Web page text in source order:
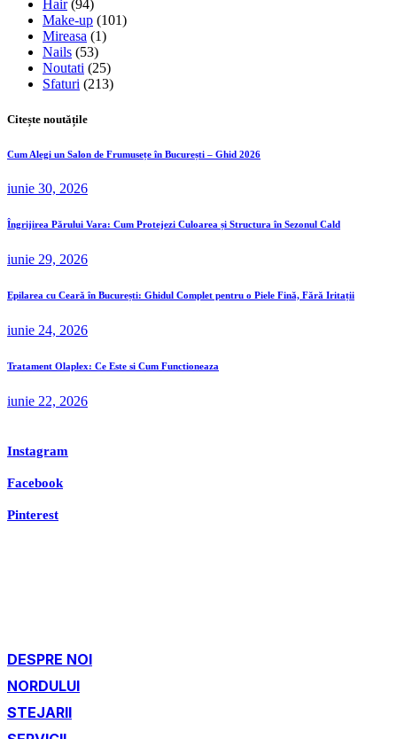
Hair(94)
Make-up (101)
Mireasa (1)
Nails (53)
Noutati (25)
Sfaturi (213)
Citește noutățile
Cum Alegi un Salon de Frumusețe în București – Ghid 2026
iunie 30, 2026
Îngrijirea Părului Vara: Cum Protejezi Culoarea și Structura în Sezonul Cald
iunie 29, 2026
Epilarea cu Ceară în București: Ghidul Complet pentru o Piele Fină, Fără Iritații
iunie 24, 2026
Tratament Olaplex: Ce Este si Cum Functioneaza
iunie 22, 2026
Instagram
Facebook
Pinterest
DESPRE NOI
NORDULUI
STEJARII